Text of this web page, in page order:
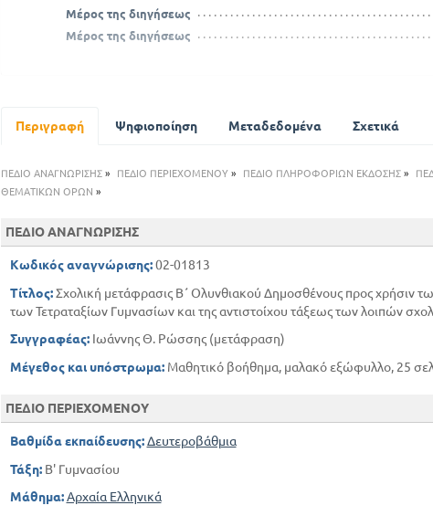
Μέρος της διηγήσεως
Μέρος της διηγήσεως
Περιγραφή Ψηφιοποίηση Μεταδεδομένα Σχετικά
ΠΕΔΙΟ ΑΝΑΓΝΩΡΙΣΗΣ» ΠΕΔΙΟ ΠΕΡΙΕΧΟΜΕΝΟΥ» ΠΕΔΙΟ ΠΛΗΡΟΦΟΡΙΩΝ ΕΚΔΟΣΗΣ»
ΘΕΜΑΤΙΚΩΝ ΟΡΩΝ »
ΠΕΔΙΟ ΑΝΑΓΝΩΡΙΣΗΣ
Κωδικός αναγνώρισης:02-01813
Τίτλος:Σχολική μετάφρασις Β΄ Ολυνθιακού Δημοσθένους προς χρήσιν
των Τετραταξίων Γυμνασίων και της αντιστοίχου τάξεως των λοιπών
Συγγραφέας:Ιωάννης Θ. Ρώσσης (μετάφραση)
Μέγεθος και υπόστρωμα:Μαθητικό βοήθημα, μαλακό εξώφυλλο, 25
ΠΕΔΙΟ ΠΕΡΙΕΧΟΜΕΝΟΥ
Βαθμίδα εκπαίδευσης: Δευτεροβάθμια
Τάξη:Β' Γυμνασίου
Μάθημα: Αρχαία Ελληνικά